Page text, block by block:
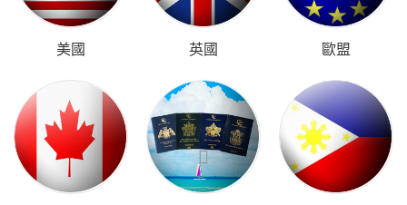
美國 英國 歐盟